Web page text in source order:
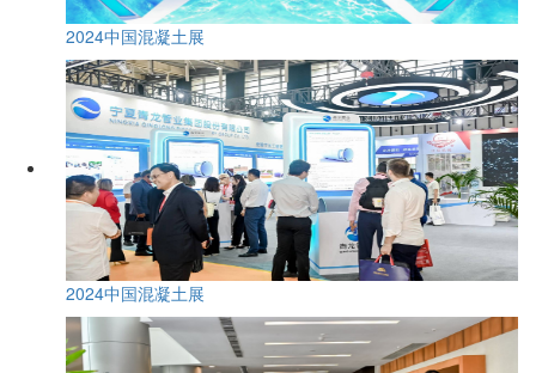
2024中国混凝土展
2024中国混凝土展